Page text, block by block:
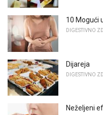
10 Mogući
DIGESTIVNO
Dijareja
DIGESTIVNO
Neželjeni